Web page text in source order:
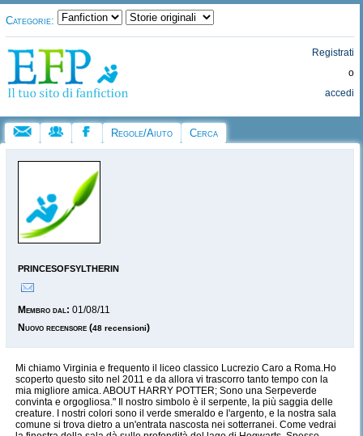
Categorie:
Registrati
o
accedi
Regole/Aiuto Cerca
princesofsyltherin
Membro dal: 01/08/11
Nuovo recensore (48 recensioni)
Mi chiamo Virginia e frequento il liceo classico Lucrezio Caro a Roma.Ho
scoperto questo sito nel 2011 e da allora vi trascorro tanto tempo con la
mia migliore amica. ABOUT HARRY POTTER; Sono una Serpeverde
convinta e orgogliosa." Il nostro simbolo è il serpente, la più saggia delle
creature. I nostri colori sono il verde smeraldo e l'argento, e la nostra sala
comune si trova dietro a un'entrata nascosta nei sotterranei. Come vedrai